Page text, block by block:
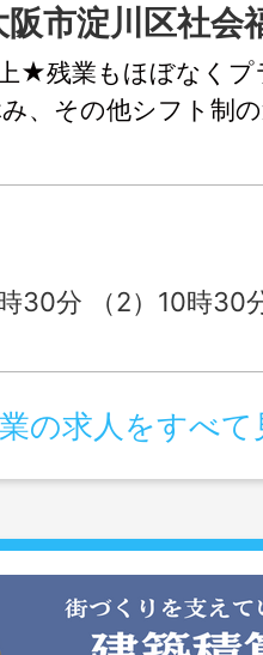
市淀川区社会
★残業もほぼなくプ
、その他シフト制
30分 （2）10時30
の求人をすべて